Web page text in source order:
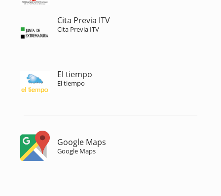
Cita Previa ITV
Cita Previa ITV
El tiempo
El tiempo
Google Maps
Google Maps